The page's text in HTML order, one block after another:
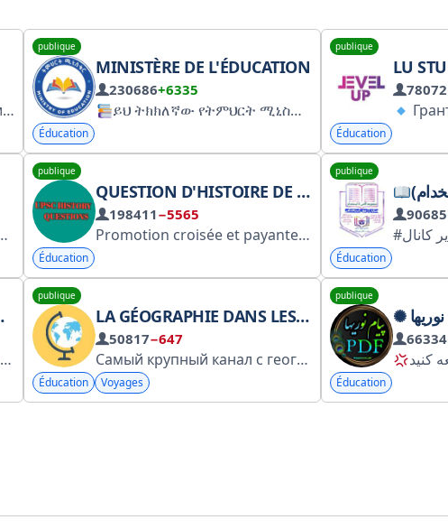
Лучшие бизнес знания для интернет предпринимателей - бесплатно! Владелец:
publique
MINISTÈRE DE L'ÉDUCATION
230686+6335
ይህ ትክክለኛው የትምህርት ሚኒስትር የተማሪዎች መረጃ ማቀበያ ገፅ ነው።
Éducation
publique
LU
78072
Гранты,
Éducation
publique
QUESTION D'HISTOIRE DE L'UPSC
198411−5565
Promotion croisée et payante ➠ @missioniasready ✓✓ 𝐁𝐞𝐬𝐭 𝐄𝐝𝐮𝐜𝐚𝐭𝐢𝐨𝐧 𝐂𝐡𝐚𝐧𝐧𝐞𝐥 𝐎𝐧 𝐓𝐞𝐥𝐞𝐠𝐫𝐚𝐦 𝐅𝐨𝐫 𝐭𝐡𝐞 𝐏𝐫𝐞𝐩𝐚𝐫𝐚𝐭𝐢𝐨𝐧 𝐨𝐟 𝐀𝐥𝐥 𝐄𝐱𝐚𝐦 🄷ɪɴᴅɪ 🄼ᴇᴅɪᴜᴍ ▋𝗨𝗣𝗦𝗖 -𝗜𝗔𝗦-𝗣𝗖𝗦-𝗥𝗔𝗦 ▋𝗦𝗦𝗖 ▋𝗕𝗔𝗡𝗞 ▋𝗥𝗮𝗶𝗹𝘄𝗮𝘆 ▋
Éducation
publique
استخدام)
90685
Éducation
publique
LA GÉOGRAPHIE DANS LES ENQUÊTES
50817−647
Самый крупный канал с географическими опросами. Только самые интересные и увлекательные викторины.
Éducation Voyages
publique
66334
Éducation